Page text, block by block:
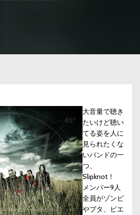
大音量で聴き
たいけど聴い
てる姿を人に
見られたくな
いバンドの一
つ、
Slipknot！
メンバー9人
全員がゾンビ
やブタ、ピエ